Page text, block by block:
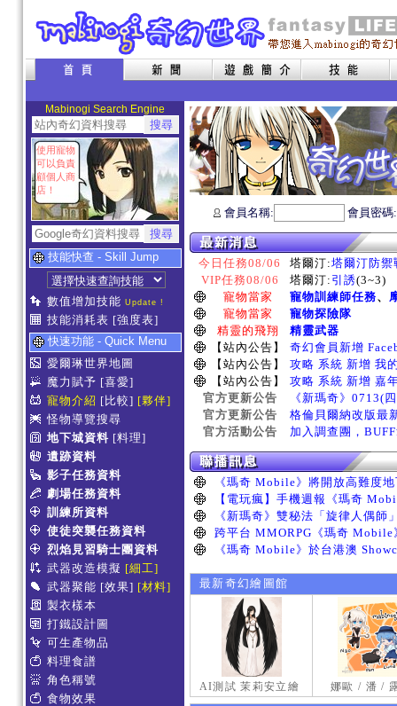
Mabinogi Search Engine
使用寵物
可以負責
顧個人商
店！
技能快查 - Skill Jump
數值增加技能 Update !
技能消耗表 [強度表]
快速功能 - Quick Menu
愛爾琳世界地圖
魔力賦予 [喜愛]
寵物介紹 [比較] [夥伴]
怪物導覽搜尋
地下城資料 [料理]
遺跡資料
影子任務資料
劇場任務資料
訓練所資料
使徒突襲任務資料
烈焰見習騎士團資料
武器改造模擬 [細工]
武器聚能 [效果] [材料]
製衣樣本
打鐵設計圖
可生產物品
料理食譜
角色稱號
食物效果
會員名稱: 會員密
今日任務08/06 塔爾汀:塔爾汀防禦
VIP任務08/06
塔爾汀: 引誘(3~3)
寵物當家
寵物訓練師任務、
寵物當家
寵物探險隊
精靈的飛翔
精靈武器
【站內公告】
奇幻會員新增
【站內公告】
攻略 系統 新增 我
【站內公告】
攻略 系統 新增 嘉
官方更新公告
《新瑪奇》0713(
官方更新公告
格倫貝爾納改版最
官方活動公告
加入調查團，
最新奇幻繪圖館
AI測試 茉莉安立繪 娜歐 / 潘 /